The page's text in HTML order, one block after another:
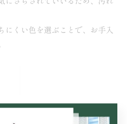
にくい色を選ぶことで、お手入